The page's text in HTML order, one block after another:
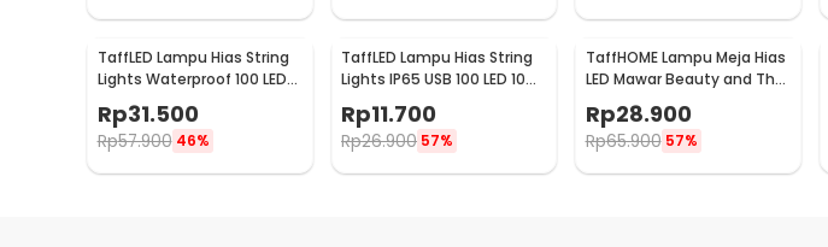
TaffLED Lampu Hias String
Lights Waterproof 100 LED
with Solar Panel - M071
Rp31.500
Rp57.900 46%
TaffLED Lampu Hias String
Lights IP65 USB 100 LED 10M
Rp11.700
Rp26.900 57%
TaffHOME Lampu Meja Hias
LED Mawar Beauty and The
Beast Warm White - AC01
Rp28.900
Rp65.900 57%